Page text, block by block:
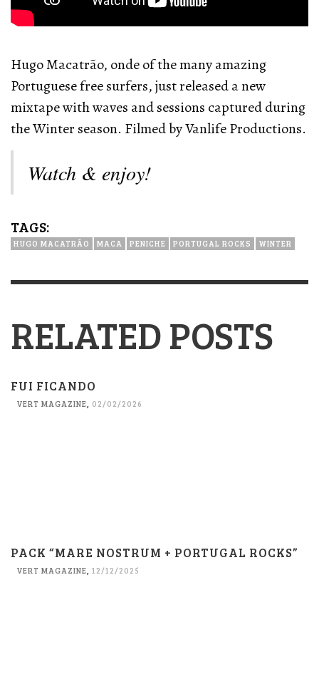
Hugo Macatrão, onde of the many amazing
Portuguese free surfers, just released a new
mixtape with waves and sessions captured during
the Winter season. Filmed by Vanlife Productions.
Watch & enjoy!
TAGS:
HUGO MACATRÃO MACA PENICHE PORTUGAL ROCKS WINTER
RELATED POSTS
FUI FICANDO
VERT MAGAZINE 02/02/2026
PACK “MARE NOSTRUM + PORTUGAL ROCKS”
VERT MAGAZINE, 12/12/2025